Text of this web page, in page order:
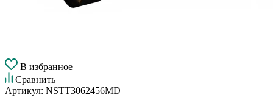
В избранное
Сравнить
Артикул: NSTT3062456MD